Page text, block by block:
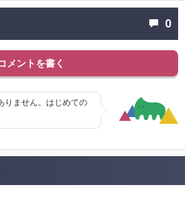
0
メントを書く
りません。はじめての